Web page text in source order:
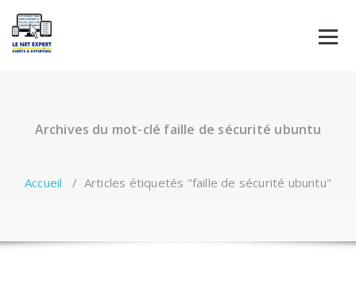
au
contenu
Archives du mot-clé faille de sécurité ubuntu
Accueil / Articles étiquetés "faille de sécurité ubuntu"